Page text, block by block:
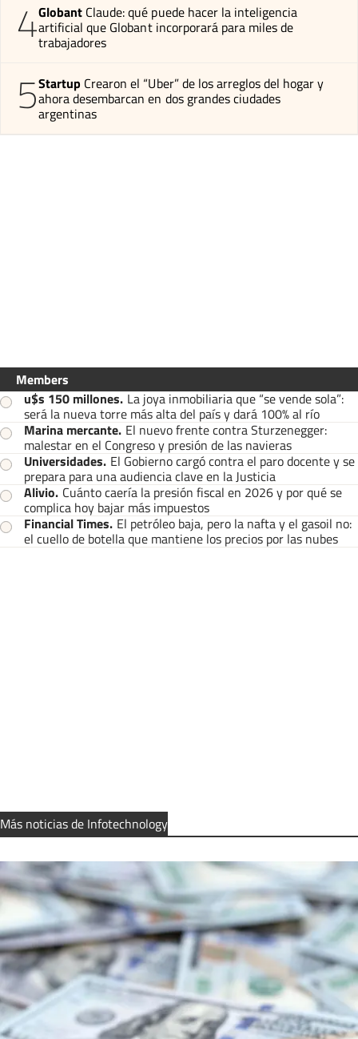
4Globant Claude: qué puede hacer la inteligencia
artificial que Globant incorporará para miles de
trabajadores
5Startup Crearon el “Uber” de los arreglos del hogar y
ahora desembarcan en dos grandes ciudades
argentinas
Members
u$s 150 millones. La joya inmobiliaria que “se vende sola”:
será la nueva torre más alta del país y dará 100% al río
Marina mercante. El nuevo frente contra Sturzenegger:
malestar en el Congreso y presión de las navieras
Universidades. El Gobierno cargó contra el paro docente y se
prepara para una audiencia clave en la Justicia
Alivio. Cuánto caería la presión fiscal en 2026 y por qué se
complica hoy bajar más impuestos
Financial Times. El petróleo baja, pero la nafta y el gasoil no:
el cuello de botella que mantiene los precios por las nubes
Más noticias de Infotechnology